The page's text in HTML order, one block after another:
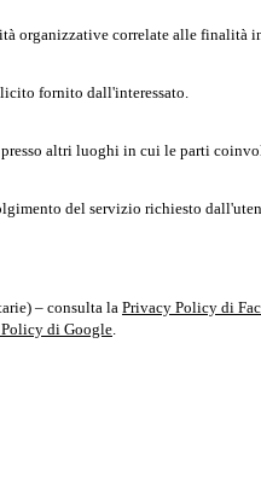
organizzative correlate alle finalità
fornito dall'interessato.
altri luoghi in cui le parti
del servizio richiesto
– consulta la Privacy Policy di
di Google